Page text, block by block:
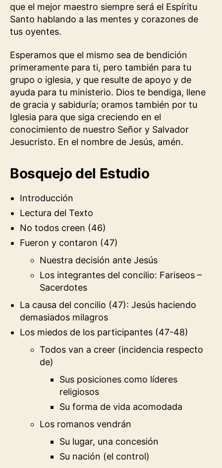
que el mejor maestro siempre será el Espíritu
Santo hablando a las mentes y corazones de
tus oyentes.
Esperamos que el mismo sea de bendición
primeramente para ti, pero también para tu
grupo o iglesia, y que resulte de apoyo y de
ayuda para tu ministerio. Dios te bendiga, llene
de gracia y sabiduría; oramos también por tu
Iglesia para que siga creciendo en el
conocimiento de nuestro Señor y Salvador
Jesucristo. En el nombre de Jesús, amén.
Bosquejo del Estudio
Introducción
Lectura del Texto
No todos creen (46)
Fueron y contaron (47)
Nuestra decisión ante Jesús
Los integrantes del concilio: Fariseos –
Sacerdotes
La causa del concilio (47): Jesús haciendo
demasiados milagros
Los miedos de los participantes (47-48)
Todos van a creer (incidencia respecto
de)
Sus posiciones como líderes
religiosos
Su forma de vida acomodada
Los romanos vendrán
Su lugar, una concesión
Su nación (el control)